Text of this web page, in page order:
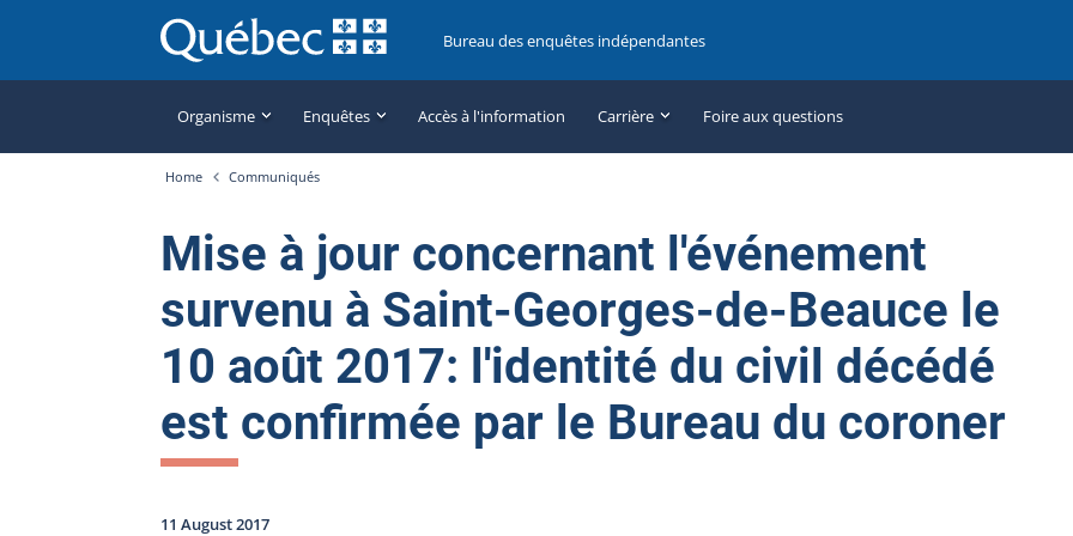
Bureau des enquêtes indépendantes
Organisme Enquêtes Accès à l'information Carrière Foire aux questions
Home Communiqués
Mise à jour concernant l'événement
survenu à Saint-Georges-de-Beauce le
10 août 2017: l'identité du civil décédé
est confirmée par le Bureau du coroner
11 August 2017